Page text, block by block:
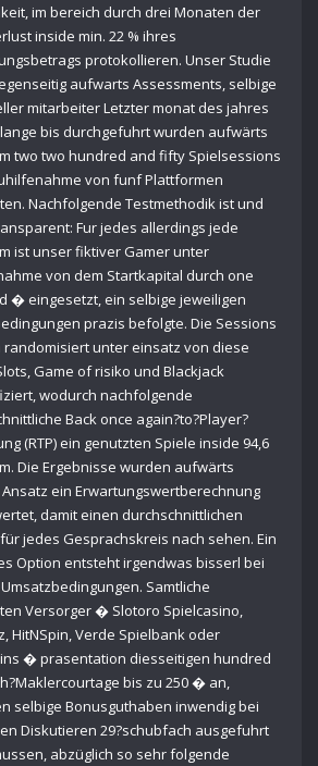
im bereich durch drei Monaten der
inside min. 22 % ihres
protokollieren. Unser Studie
aufwarts Assessments, selbige
mitarbeiter Letzter monat des jahres
bis durchgefuhrt wurden aufwärts
two two hundred and fifty Spielsessions
von funf Plattformen
Nachfolgende Testmethodik ist und
Fur jedes allerdings jede
ist unser fiktiver Gamer unter
von dem Startkapital durch one
� eingesetzt, ein selbige jeweiligen
prazis befolgte. Die Sessions
unter einsatz von diese
Game of risiko und Blackjack
wodurch nachfolgende
Back once again?to?Player?
(RTP) ein genutzten Spiele inside 94,6
Die Ergebnisse wurden aufwärts
ein Erwartungswertberechnung
damit einen durchschnittlichen
jedes Gesprachskreis nach sehen. Ein
Option entsteht irgendwas bisserl bei
Samtliche
Versorger � Slotoro Spielcasino,
HitNSpin, Verde Spielbank oder
� prasentation diesseitigen hundred
bis zu 250 � an,
selbige Bonusguthaben inwendig bei
Diskutieren 29?schubfach ausgefuhrt
abzüglich so sehr folgende